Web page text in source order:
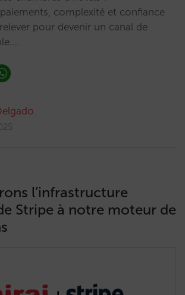
complexité et confiance
pour devenir un canal de
l’infrastructure
Stripe à notre moteur de